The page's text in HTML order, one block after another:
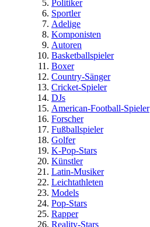
Politiker
Sportler
Adelige
Komponisten
Autoren
Basketballspieler
Boxer
Country-Sänger
Cricket-Spieler
DJs
American-Football-Spieler
Forscher
Fußballspieler
Golfer
K-Pop-Stars
Künstler
Latin-Musiker
Leichtathleten
Models
Pop-Stars
Rapper
Reality-Stars